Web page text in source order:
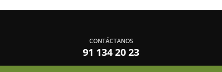
CONTÁCTANOS
91 134 20 23